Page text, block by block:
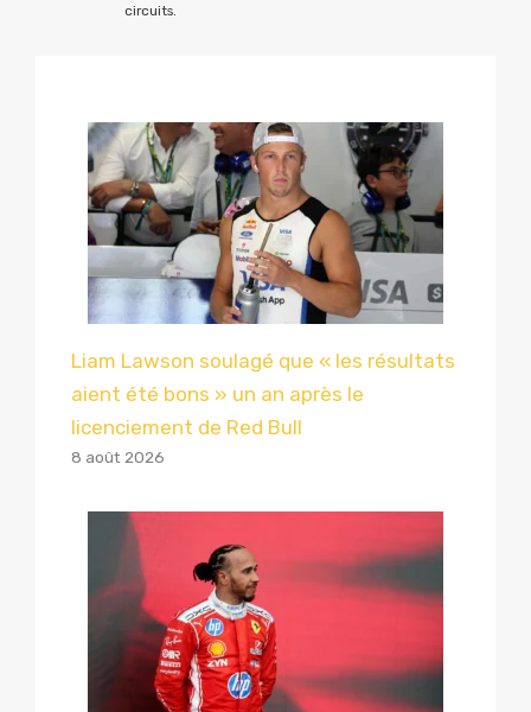
circuits.
Liam Lawson soulagé que « les résultats
aient été bons » un an après le
licenciement de Red Bull
8 août 2026